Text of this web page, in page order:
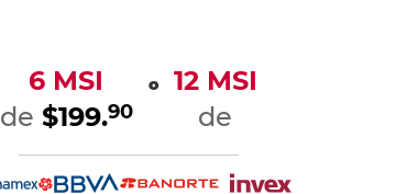
6 MSI
de $199.90
o
12 MSI
de